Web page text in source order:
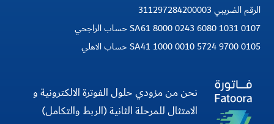
الرقم الضريبي 311297284200003
SA61 8000 0243 6080 1031 0107 حساب الراجحي
SA41 1000 0010 5724 9700 0105 حساب الاهلي
نحن من مزودي حلول الفوترة الالكترونية و
الامتثال للمرحلة الثانية (الربط والتكامل)